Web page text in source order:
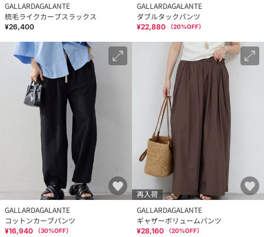
GALLARDAGALANTE
梳毛ライクカーブスラックス
¥26,400
GALLARDAGALANTE
ダブルタックパンツ
¥22,880 （20%OFF）
GALLARDAGALANTE
コットンカーブパンツ
¥16,940 （30%OFF）
再入荷
GALLARDAGALANTE
ギャザーボリュームパンツ
¥28,160 （20%OFF）